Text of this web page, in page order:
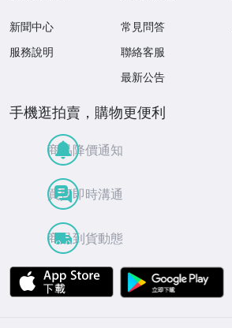
新聞中心
服務說明
常見問答
聯絡客服
最新公告
手機逛拍賣，購物更便利
商品降價通知
買賣即時溝通
商品到貨動態
APP Store